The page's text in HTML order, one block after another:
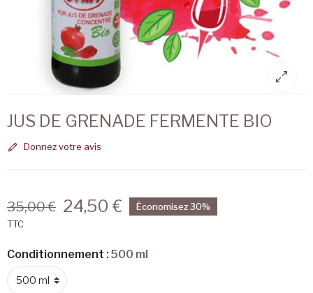
JUS DE GRENADE FERMENTE BIO
Donnez votre avis
35,00 € 24,50 €
Économisez 30%
TTC
Conditionnement :500 ml